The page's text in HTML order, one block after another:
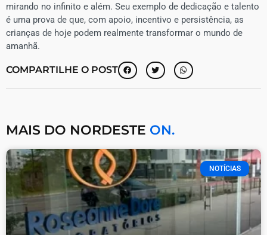
mirando no infinito e além. Seu exemplo de dedicação e talento
é uma prova de que, com apoio, incentivo e persistência, as
crianças de hoje podem realmente transformar o mundo de
amanhã.
COMPARTILHE O POST
MAIS DO NORDESTE ON.
NOTÍCIAS